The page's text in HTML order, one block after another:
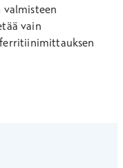
vain